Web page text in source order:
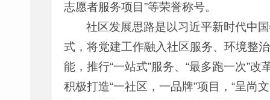
志愿者服务项目”等荣誉称号。
社区发展思路是以习近平新时代中
式，将党建工作融入社区服务、环境整
能，推行“一站式”服务、“最多跑一次”改
积极打造“一社区，一品牌”项目，“呈尚